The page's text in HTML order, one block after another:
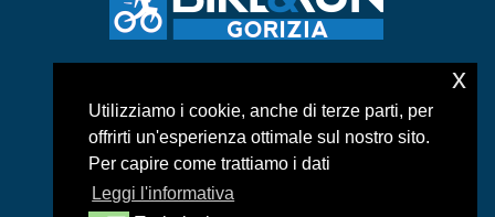
Via duca d’Aosta, 104 – 34170 – Gorizia
info:pimarega@libero.it
Tel: 340 5335451
Utilizziamo i cookie, anche di terze parti, per
offrirti un'esperienza ottimale sul nostro sito.
Per capire come trattiamo i dati
Leggi l'informativa
x